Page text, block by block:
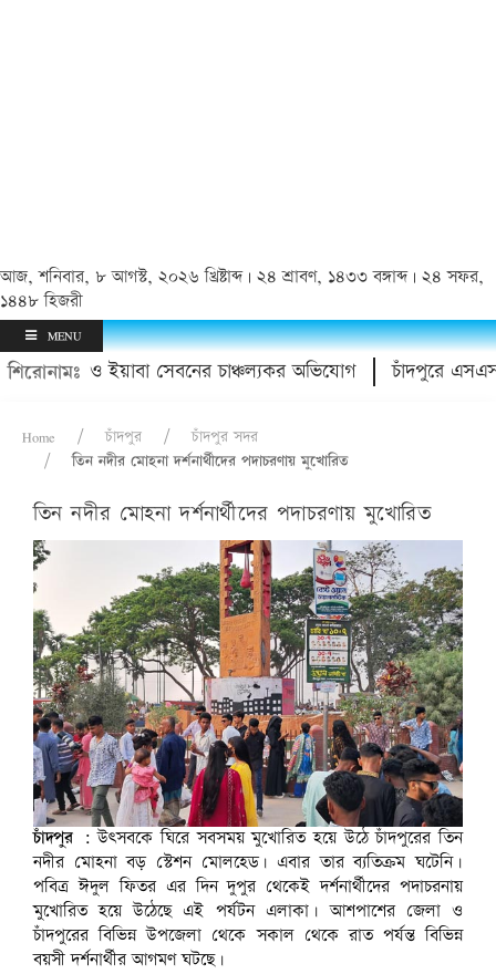
আজ, শনিবার, ৮ আগস্ট, ২০২৬ খ্রিষ্টাব্দ | ২৪ শ্রাবণ, ১৪৩৩ বঙ্গাব্দ | ২৪ সফর,
১৪৪৮ হিজরী
MENU
শিরোনামঃও ইয়াবা সেবনের চাঞ্চল্যকর অভিযোগ চাঁদপুরে এসএসসি
Home চাঁদপুর
চাঁদপুর সদর
তিন নদীর মোহনা দর্শনার্থীদের পদাচরণায় মুখোরিত
তিন নদীর মোহনা দর্শনার্থীদের পদাচরণায় মুখোরিত
চাঁদপুর : উৎসবকে ঘিরে সবসময় মুখোরিত হয়ে উঠে চাঁদপুরের তিন
নদীর মোহনা বড় স্টেশন মোলহেড। এবার তার ব্যতিক্রম ঘটেনি।
পবিত্র ঈদুল ফিতর এর দিন দুপুর থেকেই দর্শনার্থীদের পদাচরনায়
মুখোরিত হয়ে উঠেছে এই পর্যটন এলাকা। আশপাশের জেলা ও
চাঁদপুরের বিভিন্ন উপজেলা থেকে সকাল থেকে রাত পর্যন্ত বিভিন্ন
বয়সী দর্শনার্থীর আগমণ ঘটছে।